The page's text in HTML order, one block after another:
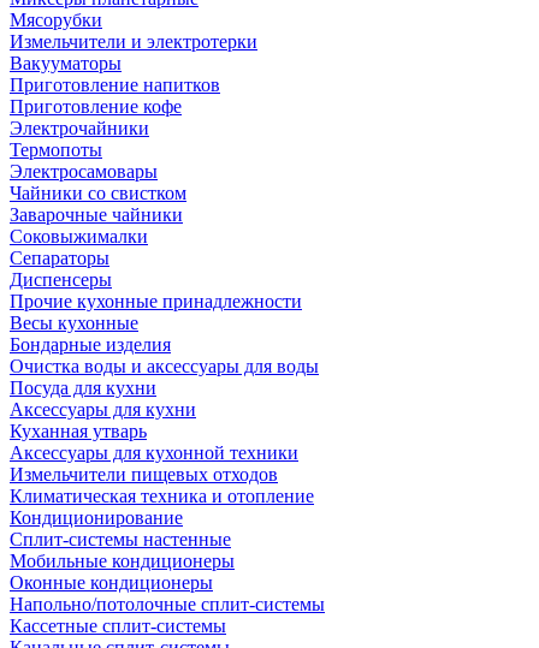
Мясорубки
Измельчители и электротерки
Вакууматоры
Приготовление напитков
Приготовление кофе
Электрочайники
Термопоты
Электросамовары
Чайники со свистком
Заварочные чайники
Соковыжималки
Сепараторы
Диспенсеры
Прочие кухонные принадлежности
Весы кухонные
Бондарные изделия
Очистка воды и аксессуары для воды
Посуда для кухни
Аксессуары для кухни
Куханная утварь
Аксессуары для кухонной техники
Измельчители пищевых отходов
Климатическая техника и отопление
Кондиционирование
Сплит-системы настенные
Мобильные кондиционеры
Оконные кондиционеры
Напольно/потолочные сплит-системы
Кассетные сплит-системы